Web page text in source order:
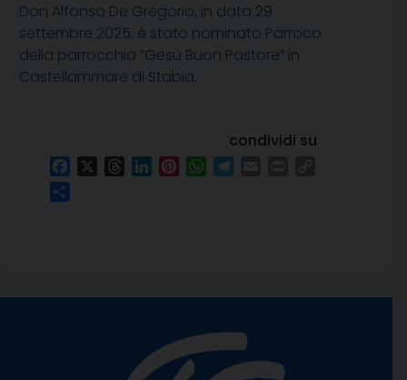
Don Alfonso De Gregorio, in data 29
settembre 2025, è stato nominato Parroco
della parrocchia “Gesù Buon Pastore” in
Castellammare di Stabia.
condividi su
FacebookThreadsLinkedInPinterestWhatsApp